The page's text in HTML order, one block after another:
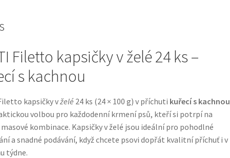
Filetto kapsičky v želé 24 ks –
s kachnou
kapsičky vželé24 ks (24 × 100 g) v příchuti kuřecí s kachnou
volbou pro každodenní krmení psů, kteří si potrpí na
kombinace. Kapsičky v želé jsou ideální pro pohodlné
a snadné podávání, když chcete psovi dopřát kvalitní příchuť i v
týdne.